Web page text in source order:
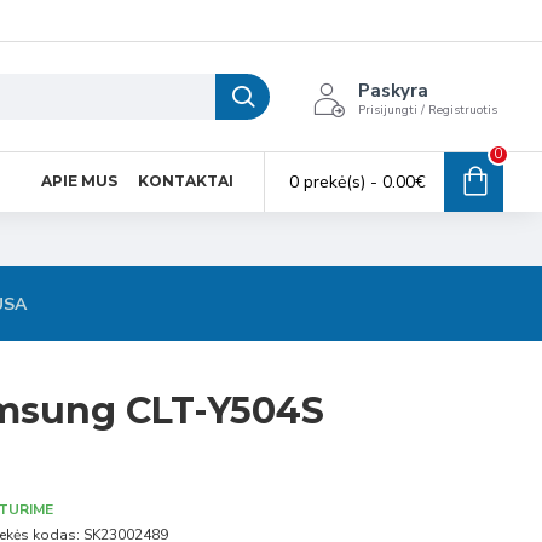
Paskyra
Prisijungti / Registruotis
APIE MUS KONTAKTAI 0 prekė(s) - 0.00€
0
CLT-Y504S
TURIME
kodas: SK23002489